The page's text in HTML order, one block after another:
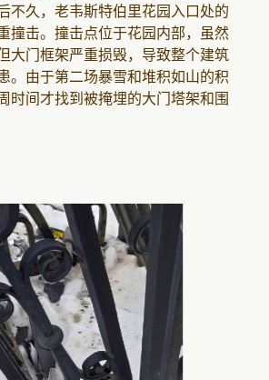
不久，老韦斯特伯里花园入口处的
撞击。撞击点位于花园内部，虽然
大门框架严重损毁，导致整个建筑
。由于第二场暴雪和堆积如山的积
时间才找到被掩埋的大门塔架和围